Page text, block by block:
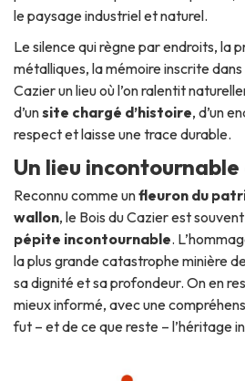
le paysage industriel et naturel.
Le silence qui règne par endroits, la
métalliques, la mémoire inscrite
Cazier un lieu où l’on ralentit
d’unsite chargé d’histoire, d’un
respect et laisse une trace durable.
Un lieu
Reconnu comme unfleuron du
wallon, le Bois du Cazier est
pépite incontournable.
la plus grande catastrophe minière
sa dignité et sa profondeur. On en
mieux informé, avec une
fut – et de ce que reste – l’héritage